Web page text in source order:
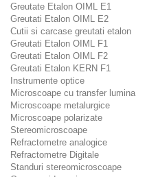
Greutate Etalon OIML E1
Greutati Etalon OIML E2
Cutii si carcase greutati etalon
Greutati Etalon OIML F1
Greutati Etalon OIML F2
Greutati Etalon KERN F1
Instrumente optice
Microscoape cu transfer lumina
Microscoape metalurgice
Microscoape polarizate
Stereomicroscoape
Refractometre analogice
Refractometre Digitale
Standuri stereomicroscoape